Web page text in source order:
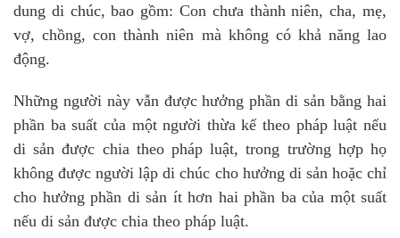
dung di chúc, bao gồm: Con chưa thành niên, cha, mẹ,
vợ, chồng, con thành niên mà không có khả năng lao
động.
Những người này vẫn được hưởng phần di sản bằng hai
phần ba suất của một người thừa kế theo pháp luật nếu
di sản được chia theo pháp luật, trong trường hợp họ
không được người lập di chúc cho hưởng di sản hoặc chỉ
cho hưởng phần di sản ít hơn hai phần ba của một suất
nếu di sản được chia theo pháp luật.